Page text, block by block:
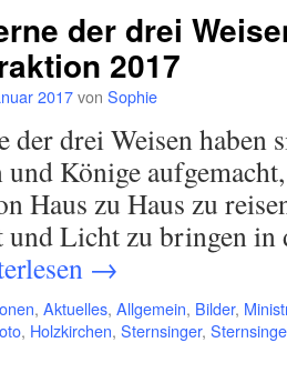
der drei
2017
2017von Sophie
der drei Weisen haben
Könige
Haus zu Haus zu
Licht zu bringen in
→
, Aktuelles, Allgemein, Bilder,
, Holzkirchen, Sternsinger,